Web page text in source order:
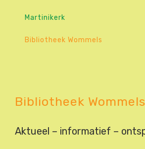
Martinikerk
Bibliotheek Wommels
Bibliotheek Wommels
Aktueel – informatief –